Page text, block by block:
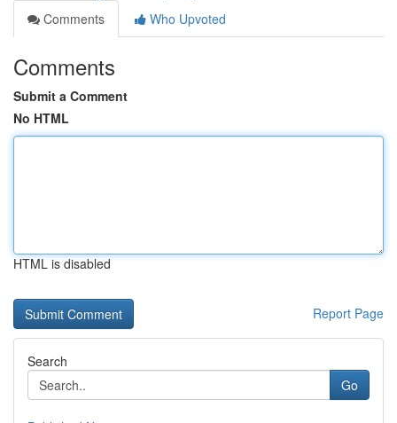
Comments
Who Upvoted
Comments
Submit a Comment
No HTML
HTML is disabled
Report Page
Search
Go